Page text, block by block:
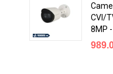
CVI/
8MP